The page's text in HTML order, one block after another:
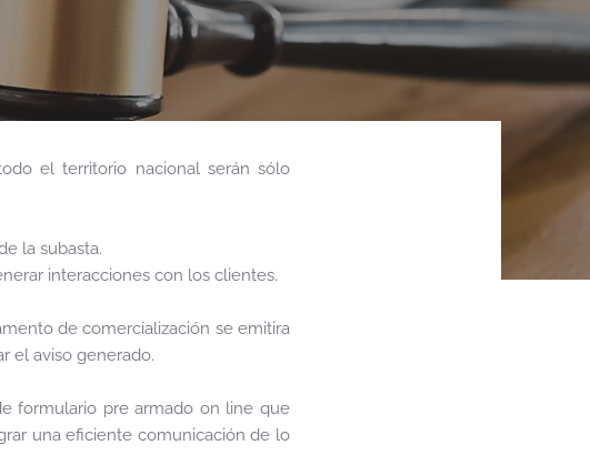
el territorio nacional serán sólo
la subasta.
interacciones con los clientes.
de comercialización se emitira
el aviso generado.
formulario pre armado on line que
una eficiente comunicación de lo